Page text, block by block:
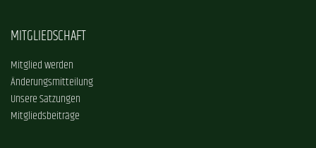
MITGLIEDSCHAFT
Mitglied werden
Änderungsmitteilung
Unsere Satzungen
Mitgliedsbeiträge